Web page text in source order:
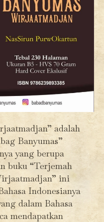
adalah
Banyumas”
yang berupa
buku “Terjemah
ini
Indonesianya
dalam Bahasa
mendapatkan